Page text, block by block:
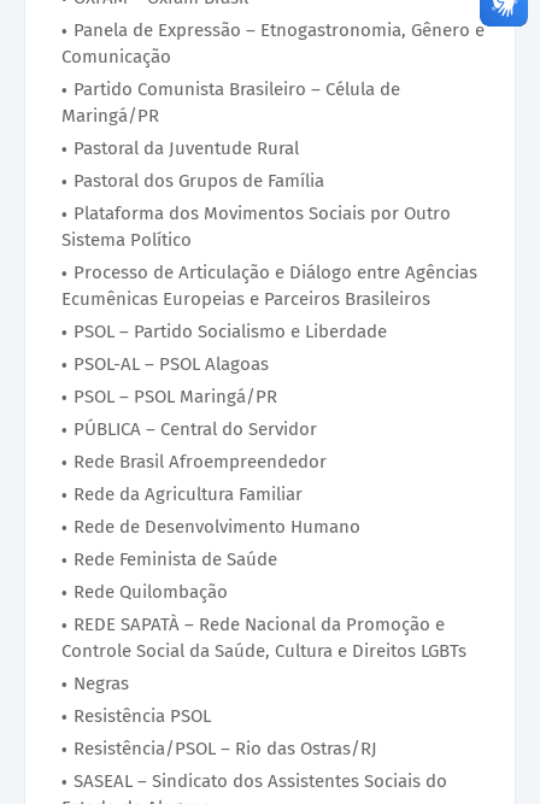
Panela de Expressão – Etnogastronomia, Gênero e
Comunicação
Partido Comunista Brasileiro – Célula de
Maringá/PR
Pastoral da Juventude Rural
Pastoral dos Grupos de Família
Plataforma dos Movimentos Sociais por Outro
Sistema Político
Processo de Articulação e Diálogo entre Agências
Ecumênicas Europeias e Parceiros Brasileiros
PSOL – Partido Socialismo e Liberdade
PSOL-AL – PSOL Alagoas
PSOL – PSOL Maringá/PR
PÚBLICA – Central do Servidor
Rede Brasil Afroempreendedor
Rede da Agricultura Familiar
Rede de Desenvolvimento Humano
Rede Feminista de Saúde
Rede Quilombação
REDE SAPATÀ – Rede Nacional da Promoção e
Controle Social da Saúde, Cultura e Direitos LGBTs
Negras
Resistência PSOL
Resistência/PSOL – Rio das Ostras/RJ
SASEAL – Sindicato dos Assistentes Sociais do